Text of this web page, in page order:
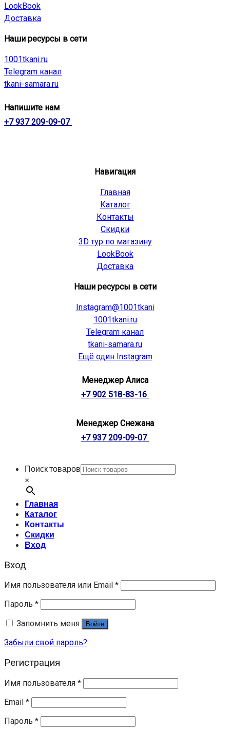
LookBook
Доставка
Наши ресурсы в сети
1001tkani.ru
Telegram канал
tkani-samara.ru
Напишите нам
+7 937 209-09-07
Навигация
Главная
Каталог
Контакты
Скидки
3D тур по магазину
LookBook
Доставка
Наши ресурсы в сети
Instagram@1001tkani
1001tkani.ru
Telegram канал
tkani-samara.ru
Ещё один Instagram
Менеджер Алиса
+7 902 518-83-16
Менеджер Снежана
+7 937 209-09-07
Поиск товаров
×
Главная
Каталог
Контакты
Скидки
Вход
Вход
Имя пользователя или Email *
Пароль *
Запомнить меня
Войти
Забыли свой пароль?
Регистрация
Имя пользователя *
Email *
Пароль *